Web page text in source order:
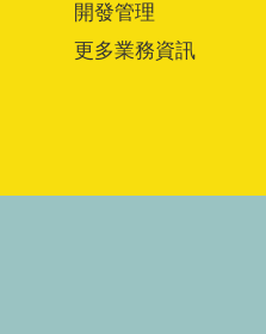
開發管理
更多業務資訊